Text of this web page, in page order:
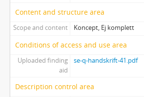
Content and structure area
Scope and content Koncept, Ej komplett
Conditions of access and use area
Uploaded finding
aid
se-q-handskrift-41.pdf
Description control area